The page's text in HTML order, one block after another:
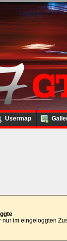
Usermap
nur im eingeloggten